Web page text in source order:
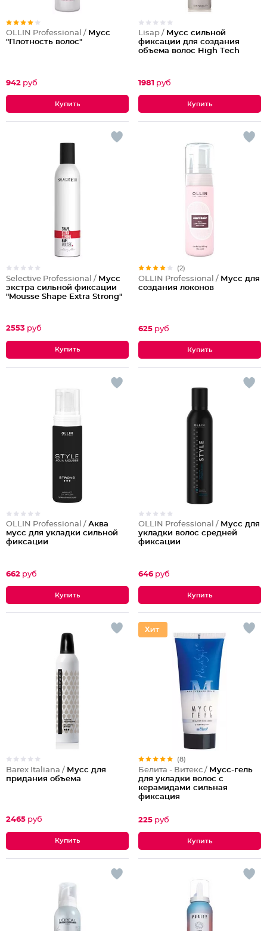
OLLIN Professional / Мусс
"Плотность волос"
942 руб
Lisap / Мусс сильной
фиксации для создания
объема волос High Tесh
1981 руб
Selective Professional / Мусс
экстра сильной фиксации
"Mousse Shape Extra Strong"
2553 руб
(2)
OLLIN Professional / Мусс для
создания локонов
625 руб
OLLIN Professional / Аква
мусс для укладки сильной
фиксации
662 руб
OLLIN Professional / Мусс для
укладки волос средней
фиксации
646 руб
Barex Italiana / Мусс для
придания объема
2465 руб
(8)
Белита - Витекс / Мусс-гель
для укладки волос с
керамидами сильная
фиксация
225 руб